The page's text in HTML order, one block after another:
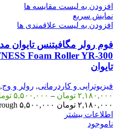
افزودن به لیست مقایسه ها
نمایش سریع
افزودن به لیست علاقمندی ها
تایوان
فیزیوتراپی و کاردرمانی, رولر و وج,
۲,۱۸۰,۰۰۰ تومان – ۵,۵۰۰,۰۰۰
۲,۱۸۰,۰۰۰ تومان through ۵,۵۰۰,۰۰۰ تومان
اطلاعات بیشتر
ناموجود